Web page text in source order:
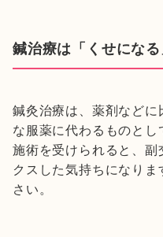
鍼治療は「くせにな
鍼灸治療は、薬剤など
な服薬に代わるものとし
施術を受けられると、副
クスした気持ちになり
さい。